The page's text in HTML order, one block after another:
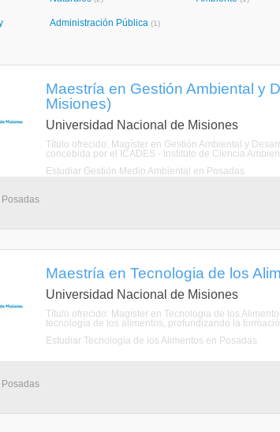
Administración Pública (1)
Maestría en Gestión Ambiental y
Misiones)
Universidad Nacional de Misiones
Título ofrecido: Magíster en Gestión Ambiental y
concebida por el ICADES - Instituto de Ciencia
Estudiar Gestión Medio Ambiental en Posadas
Posadas
Maestría en Tecnologia de los
Universidad Nacional de Misiones
Título ofrecido: Magíster en Tecnologia de los
tecnología de los alimentos, profundizando la
Estudiar Tecnología de los Alimentos en Posadas
Posadas